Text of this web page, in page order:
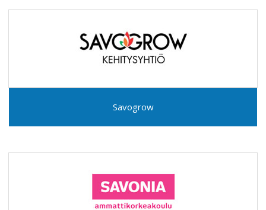
Savogrow